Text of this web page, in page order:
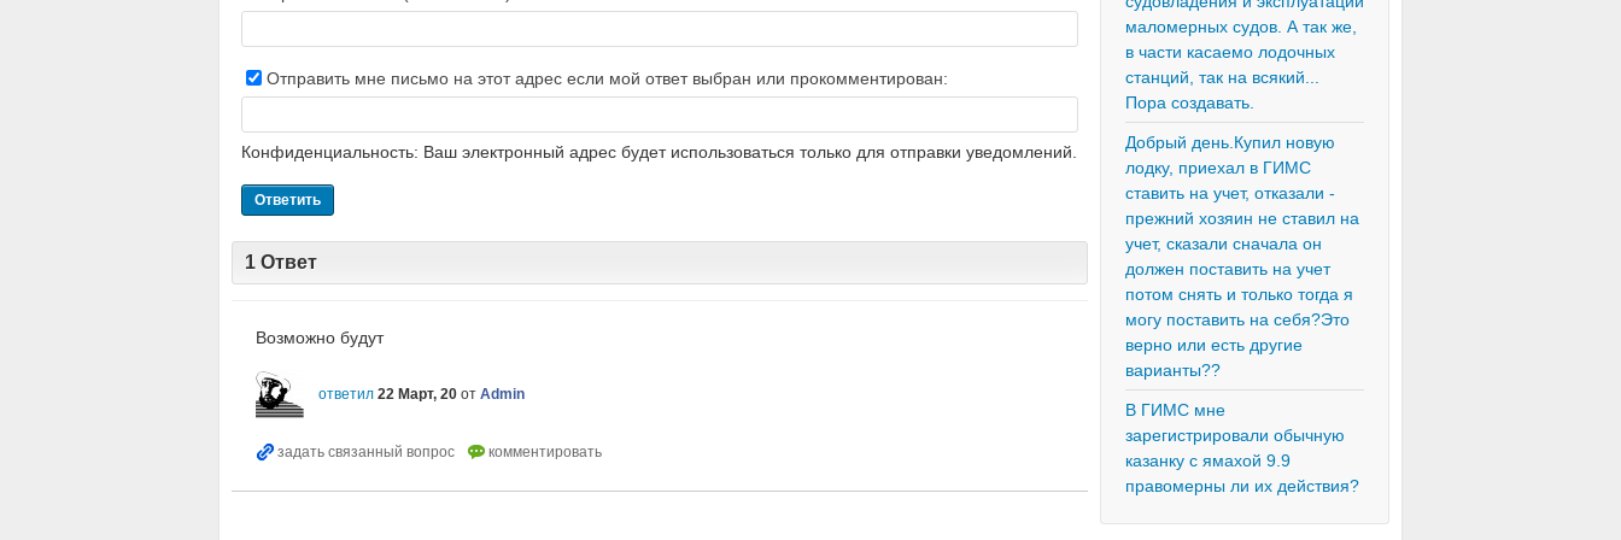
маломерных судов. А так же,
в части касаемо лодочных
станций, так на всякий...
Пора создавать.
Добрый день.Купил новую
лодку, приехал в ГИМС
ставить на учет, отказали -
прежний хозяин не ставил на
учет, сказали сначала он
должен поставить на учет
потом снять и только тогда я
могу поставить на себя?Это
верно или есть другие
варианты??
В ГИМС мне
зарегистрировали обычную
казанку с ямахой 9.9
правомерны ли их действия?
Отправить мне письмо на этот адрес если мой ответ выбран или прокомментирован:
Конфиденциальность: Ваш электронный адрес будет использоваться только для отправки уведомлений.
1 Ответ
Возможно будут
ответил 22 Март, 20 от Admin